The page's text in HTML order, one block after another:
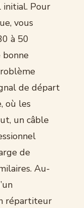
initial. Pour
vous
à 50
bonne
de départ
où les
un câble
de
Au-
répartiteur